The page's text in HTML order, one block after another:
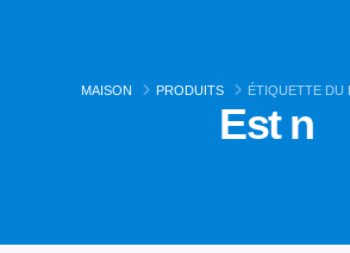
MAISON PRODUITS ÉTIQUETTE DU
Est n